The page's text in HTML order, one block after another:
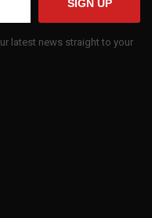
SIGN UP
latest news straight to your